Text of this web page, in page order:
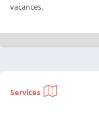
vacances.
Services